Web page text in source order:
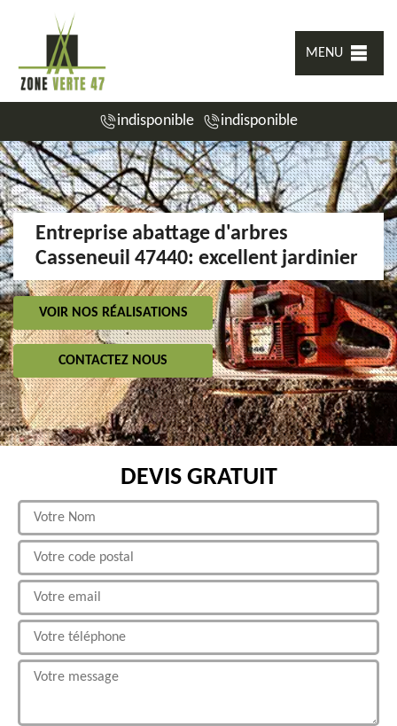
MENU
indisponible indisponible
Entreprise abattage d'arbres
Casseneuil 47440: excellent jardinier
VOIR NOS RÉALISATIONS
CONTACTEZ NOUS
DEVIS GRATUIT